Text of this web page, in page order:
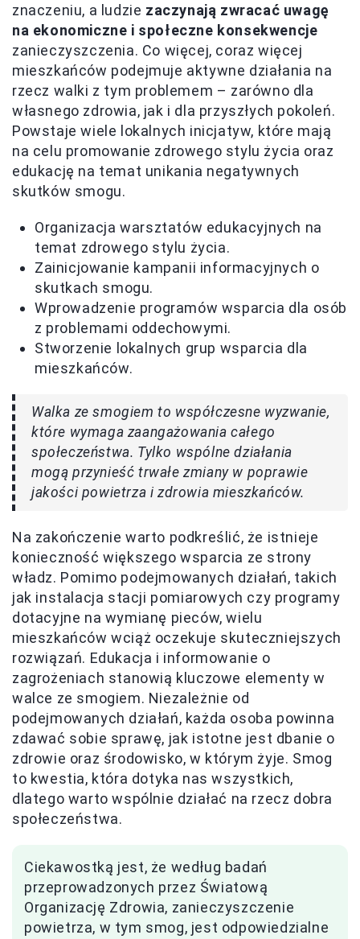
znaczeniu, a ludzie zaczynają zwracać uwagę
na ekonomiczne i społeczne konsekwencje
zanieczyszczenia. Co więcej, coraz więcej
mieszkańców podejmuje aktywne działania na
rzecz walki z tym problemem – zarówno dla
własnego zdrowia, jak i dla przyszłych pokoleń.
Powstaje wiele lokalnych inicjatyw, które mają
na celu promowanie zdrowego stylu życia oraz
edukację na temat unikania negatywnych
skutków smogu.
Organizacja warsztatów edukacyjnych na
temat zdrowego stylu życia.
Zainicjowanie kampanii informacyjnych o
skutkach smogu.
Wprowadzenie programów wsparcia dla osób
z problemami oddechowymi.
Stworzenie lokalnych grup wsparcia dla
mieszkańców.
Walka ze smogiem to współczesne wyzwanie,
które wymaga zaangażowania całego
społeczeństwa. Tylko wspólne działania
mogą przynieść trwałe zmiany w poprawie
jakości powietrza i zdrowia mieszkańców.
Na zakończenie warto podkreślić, że istnieje
konieczność większego wsparcia ze strony
władz. Pomimo podejmowanych działań, takich
jak instalacja stacji pomiarowych czy programy
dotacyjne na wymianę pieców, wielu
mieszkańców wciąż oczekuje skuteczniejszych
rozwiązań. Edukacja i informowanie o
zagrożeniach stanowią kluczowe elementy w
walce ze smogiem. Niezależnie od
podejmowanych działań, każda osoba powinna
zdawać sobie sprawę, jak istotne jest dbanie o
zdrowie oraz środowisko, w którym żyje. Smog
to kwestia, która dotyka nas wszystkich,
dlatego warto wspólnie działać na rzecz dobra
społeczeństwa.
Ciekawostką jest, że według badań
przeprowadzonych przez Światową
Organizację Zdrowia, zanieczyszczenie
powietrza, w tym smog, jest odpowiedzialne